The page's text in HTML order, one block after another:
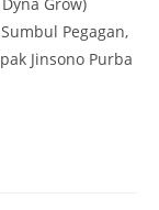
Grow)
Pegagan,
Jinsono Purba